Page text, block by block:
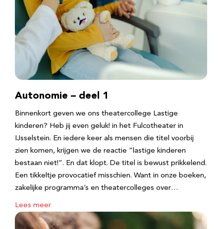
Autonomie – deel 1
Binnenkort geven we ons theatercollege Lastige
kinderen? Heb jij even geluk! in het Fulcotheater in
IJsselstein. En iedere keer als mensen die titel voorbij
zien komen, krijgen we de reactie “lastige kinderen
bestaan niet!”. En dat klopt. De titel is bewust prikkelend.
Een tikkeltje provocatief misschien. Want in onze boeken,
zakelijke programma’s en theatercolleges over…
Lees meer